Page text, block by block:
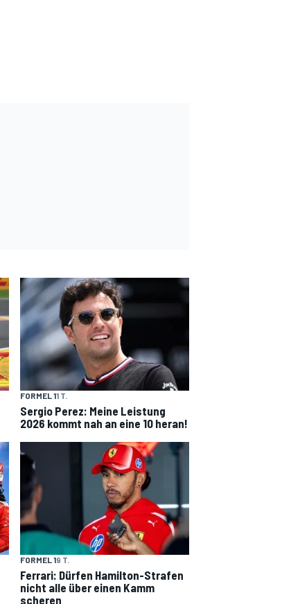
FORMEL 11 T.
Sergio Perez: Meine Leistung
2026 kommt nah an eine 10 heran!
FORMEL 19 T.
Ferrari: Dürfen Hamilton-Strafen
nicht alle über einen Kamm
scheren